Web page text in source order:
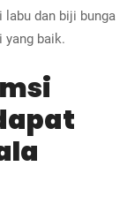
dan biji bunga
yang baik.